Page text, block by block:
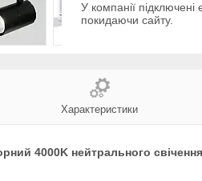
У компанії
покидаючи сайту.
Характеристики
4000K нейтрального